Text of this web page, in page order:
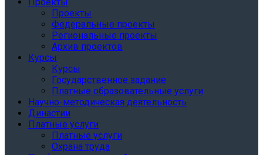
Проекты
Федеральные проекты
Региональные проекты
Архив проектов
Курсы
Курсы
Государственное задание
Платные образовательные услуги
Научно-методическая деятельность
Династии
Платные услуги
Платные услуги
Охрана труда